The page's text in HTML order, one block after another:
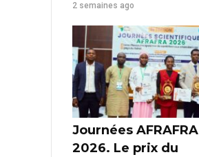
2 semaines ago
Journées AFRAFRA
2026. Le prix du